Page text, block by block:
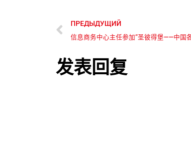
ПРЕДЫДУЩИЙ
发表回复